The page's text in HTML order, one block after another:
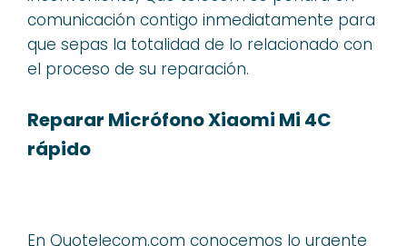
comunicación contigo inmediatamente para
que sepas la totalidad de lo relacionado con
el proceso de su reparación.
Reparar Micrófono Xiaomi Mi 4C
rápido
En Quotelecom.com conocemos lo urgente